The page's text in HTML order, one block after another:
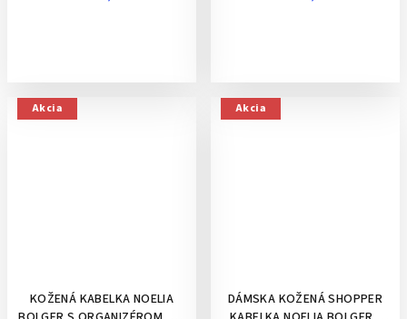
Akcia
KOŽENÁ KABELKA NOELIA
Akcia
DÁMSKA KOŽENÁ SHOPPER